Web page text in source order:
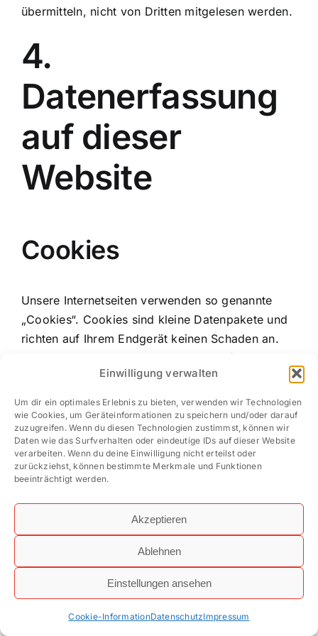
Einwilligung verwalten
Um dir ein optimales Erlebnis zu bieten, verwenden wir Technologien
wie Cookies, um Geräteinformationen zu speichern und/oder darauf
zuzugreifen. Wenn du diesen Technologien zustimmst, können wir
Daten wie das Surfverhalten oder eindeutige IDs auf dieser Website
verarbeiten. Wenn du deine Einwilligung nicht erteilst oder
zurückziehst, können bestimmte Merkmale und Funktionen
beeinträchtigt werden.
Akzeptieren
Ablehnen
Einstellungen ansehen
Cookie-InformationDatenschutzImpressum
übermitteln, nicht von Dritten mitgelesen werden.
4.
Datenerfassung
auf dieser
Website
Cookies
Unsere Internetseiten verwenden so genannte
„Cookies“. Cookies sind kleine Datenpakete und
richten auf Ihrem Endgerät keinen Schaden an.
Sie werden entweder vorübergehend für die
Dauer einer Sitzung (Session-Cookies) oder
dauerhaft (permanente Cookies) auf Ihrem
Endgerät gespeichert. Session-Cookies werden
nach Ende Ihres Besuchs automatisch gelöscht.
Permanente Cookies bleiben auf Ihrem Endgerät
gespeichert, bis Sie diese selbst löschen oder
Cookies können von uns (First-Party-Cookies)
oder von Drittunternehmen stammen (sog. Third-
Party-Cookies). Third-Party-Cookies ermöglichen
die Einbindung bestimmter Dienstleistungen von
Drittunternehmen innerhalb von Webseiten (z. B.